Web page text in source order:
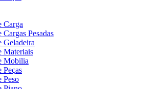
Carga
Cargas Pesadas
Geladeira
Materiais
Mobilia
Peças
Peso